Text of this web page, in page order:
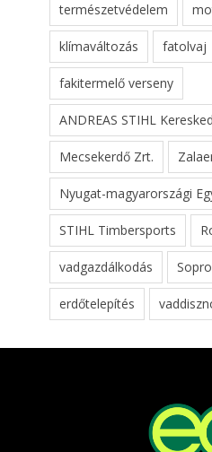
természetvédelem
klímaváltozás fatolvaj
fakitermelő verseny
ANDREAS STIHL
Mecsekerdő Zrt.
Nyugat-magyarországi
STIHL Timbersports
vadgazdálkodás
erdőtelepítés